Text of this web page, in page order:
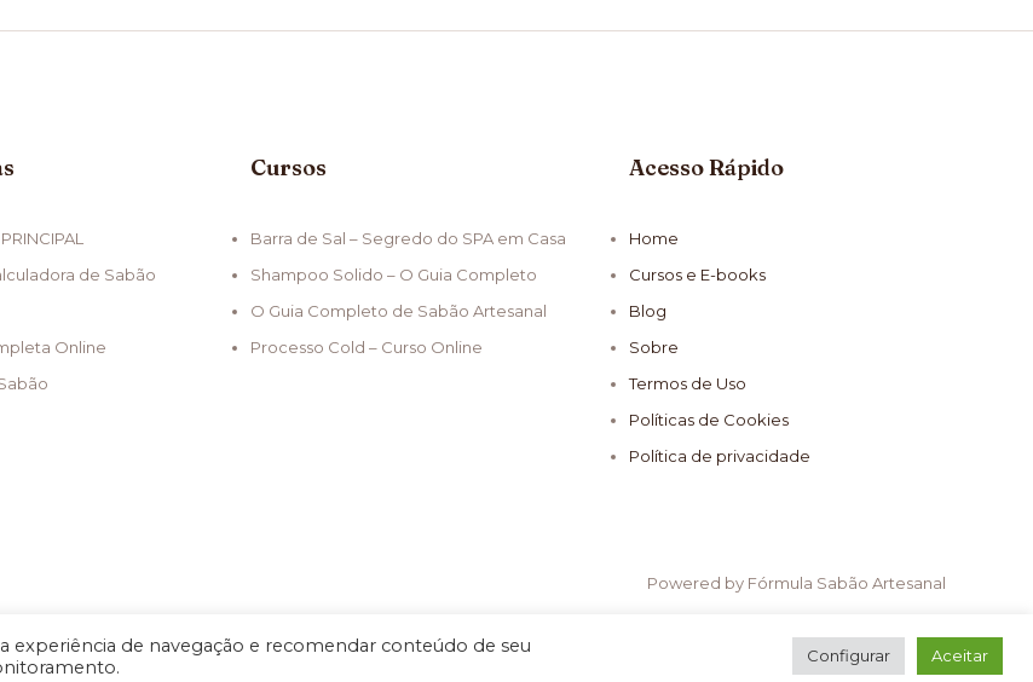
de Sabão
Online
Cursos
Barra de Sal – Segredo do SPA em Casa
Shampoo Solido – O Guia Completo
O Guia Completo de Sabão Artesanal
Processo Cold – Curso Online
Acesso Rápido
Home
Cursos e E-books
Blog
Sobre
Termos de Uso
Políticas de Cookies
Política de privacidade
Powered by Fórmula Sabão Artesanal
de navegação e recomendar conteúdo de seu
Configurar Aceitar